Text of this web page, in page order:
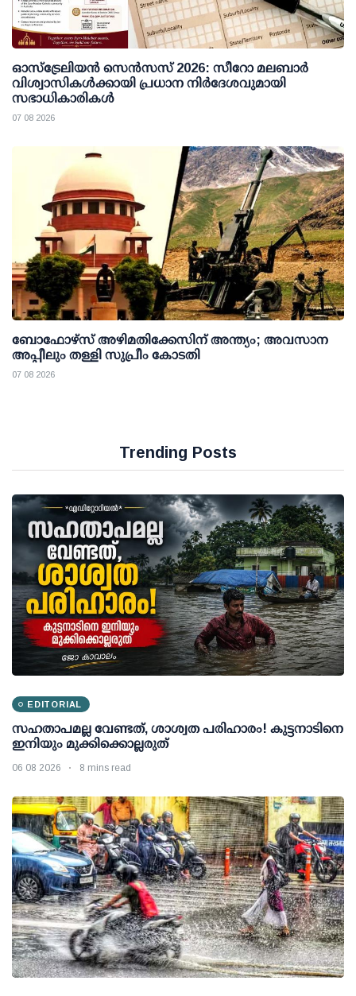
ഓസ്ട്രേലിയൻ സെൻസസ് 2026: സീറോ മലബാർ
വിശ്വാസികൾക്കായി പ്രധാന നിർദേശവുമായി
സഭാധികാരികൾ
07 08 2026
ബോഫോഴ്സ് അഴിമതിക്കേസിന് അന്ത്യം; അവസാന
അപ്പീലും തള്ളി സുപ്രീം കോടതി
07 08 2026
Trending Posts
EDITORIAL
സഹതാപമല്ല വേണ്ടത്, ശാശ്വത പരിഹാരം! കുട്ടനാടിനെ
ഇനിയും മുക്കിക്കൊല്ലരുത്
06 08 2026 8 mins read